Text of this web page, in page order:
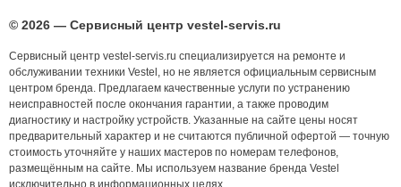
© 2026 — Сервисный центр vestel-servis.ru
Сервисный центр vestel-servis.ru специализируется на ремонте и
обслуживании техники Vestel, но не является официальным сервисным
центром бренда. Предлагаем качественные услуги по устранению
неисправностей после окончания гарантии, а также проводим
диагностику и настройку устройств. Указанные на сайте цены носят
предварительный характер и не считаются публичной офертой — точную
стоимость уточняйте у наших мастеров по номерам телефонов,
размещённым на сайте. Мы используем название бренда Vestel
исключительно в информационных целях.